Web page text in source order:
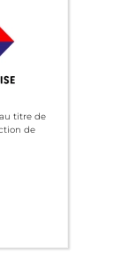
titre de
de